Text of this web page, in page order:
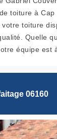
toiture à Cap
toiture
Quelle
équipe est
06160